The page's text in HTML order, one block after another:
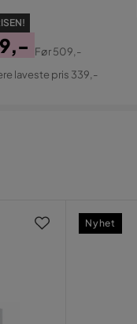
Før509,-
laveste pris 339,-
Nyhet